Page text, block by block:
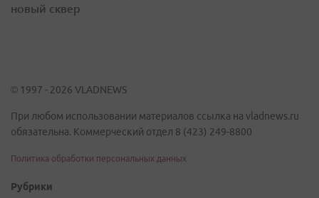
новый сквер
© 1997 - 2026 VLADNEWS
При любом использовании материалов ссылка на vladnews.ru
обязательна. Коммерческий отдел 8 (423) 249-8800
Политика обработки персональных данных
Рубрики